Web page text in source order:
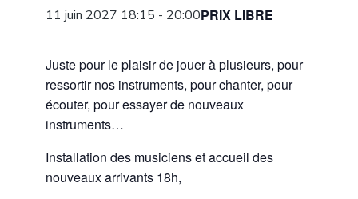
11 juin 2027 18:15 - 20:00PRIX LIBRE
Juste pour le plaisir de jouer à plusieurs, pour
ressortir nos instruments, pour chanter, pour
écouter, pour essayer de nouveaux
instruments…
Installation des musiciens et accueil des
nouveaux arrivants 18h,